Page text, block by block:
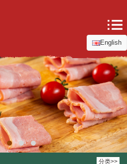
English
分类>>